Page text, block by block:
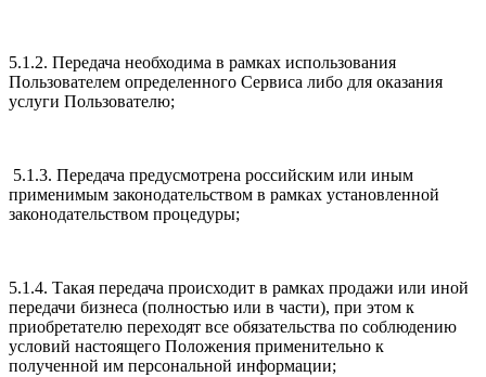
5.1.2. Передача необходима в рамках использования
Пользователем определенного Сервиса либо для оказания
услуги Пользователю;
5.1.3. Передача предусмотрена российским или иным
применимым законодательством в рамках установленной
законодательством процедуры;
5.1.4. Такая передача происходит в рамках продажи или иной
передачи бизнеса (полностью или в части), при этом к
приобретателю переходят все обязательства по соблюдению
условий настоящего Положения применительно к
полученной им персональной информации;